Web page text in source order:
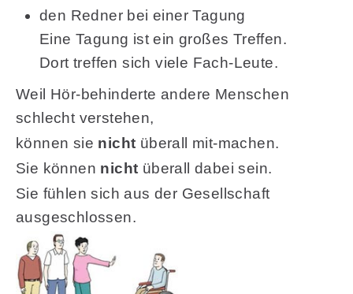
den Redner bei einer Tagung
Eine Tagung ist ein großes Treffen.
Dort treffen sich viele Fach-Leute.
Weil Hör-behinderte andere Menschen
schlecht verstehen,
können sie nicht überall mit-machen.
Sie können nicht überall dabei sein.
Sie fühlen sich aus der Gesellschaft
ausgeschlossen.